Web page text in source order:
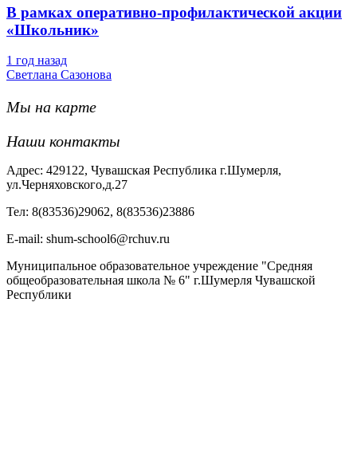
В рамках оперативно-профилактической акции
«Школьник»
1 год назад
Светлана Сазонова
Мы на карте
Наши контакты
Адрес: 429122, Чувашская Республика г.Шумерля,
ул.Черняховского,д.27
Тел: 8(83536)29062, 8(83536)23886
Е-mail: shum-school6@rchuv.ru
Муниципальное образовательное учреждение "Средняя
общеобразовательная школа № 6" г.Шумерля Чувашской
Республики